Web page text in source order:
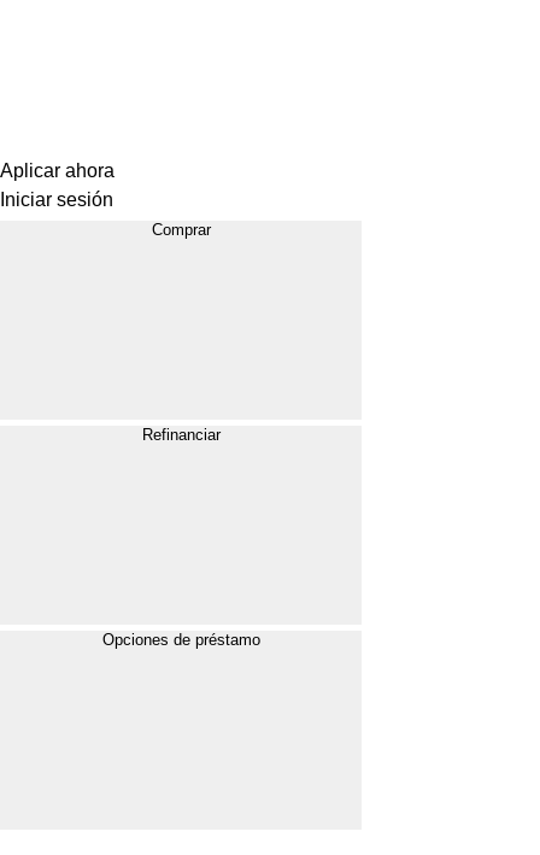
Aplicar ahora
Iniciar sesión
Comprar
Refinanciar
Opciones de préstamo